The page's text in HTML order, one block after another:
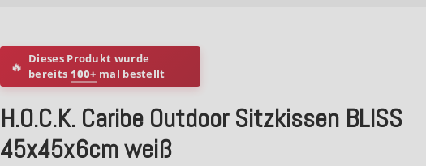
🔥
Dieses Produkt wurde
bereits 100+ mal bestellt
H.O.C.K. Caribe Outdoor Sitzkissen BLISS
45x45x6cm weiß